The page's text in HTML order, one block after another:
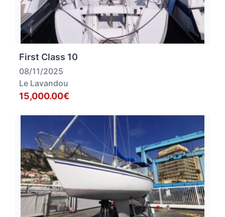
First Class 10
08/11/2025
Le Lavandou
15,000.00€